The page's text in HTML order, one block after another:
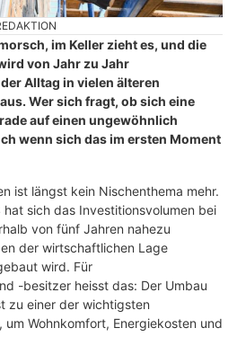
im Keller zieht es, und die
von Jahr zu Jahr
Alltag in vielen älteren
Wer sich fragt, ob sich eine
auf einen ungewöhnlich
wenn sich das im ersten Moment
ist längst kein Nischenthema mehr.
hat sich das Investitionsvolumen bei
von fünf Jahren nahezu
der wirtschaftlichen Lage
wird. Für
-besitzer heisst das: Der Umbau
zu einer der wichtigsten
Wohnkomfort, Energiekosten und